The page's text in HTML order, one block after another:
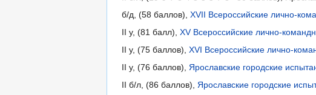
б/д, (58 баллов), XVII Всероссийские лично-
II у, (81 балл), XV Всероссийские лично-
II у, (75 баллов), XVI Всероссийские лично-
II у, (76 баллов), Ярославские городские
II б/л, (86 баллов), Ярославские городские